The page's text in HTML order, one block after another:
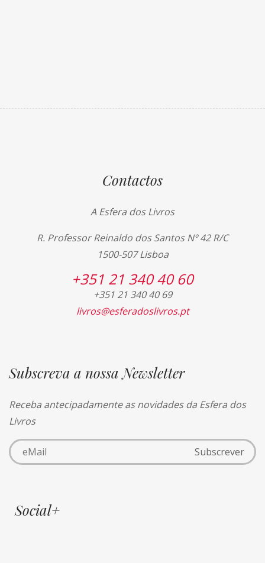
Contactos
A Esfera dos Livros
R. Professor Reinaldo dos Santos Nº 42 R/C
1500-507 Lisboa
+351 21 340 40 60
+351 21 340 40 69
livros@esferadoslivros.pt
Subscreva a nossa Newsletter
Receba antecipadamente as novidades da Esfera dos
Livros
Social+